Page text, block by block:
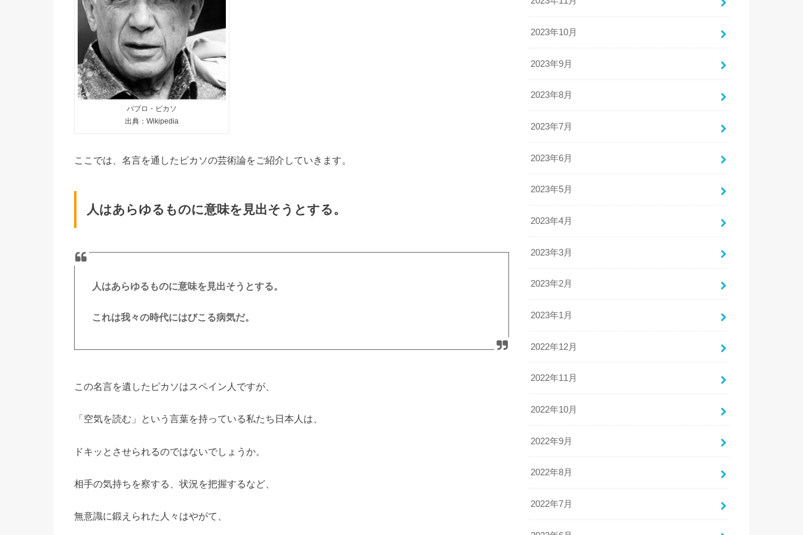
パブロ・ピカソ
出典：Wikipedia
ここでは、名言を通したピカソの芸術論をご紹介していきます。
人はあらゆるものに意味を見出そうとする。
人はあらゆるものに意味を見出そうとする。
これは我々の時代にはびこる病気だ。
この名言を遺したピカソはスペイン人ですが、
「空気を読む」という言葉を持っている私たち日本人は、
ドキッとさせられるのではないでしょうか。
相手の気持ちを察する、状況を把握するなど、
無意識に鍛えられた人々はやがて、
2023年10月
2023年9月
2023年8月
2023年7月
2023年6月
2023年5月
2023年4月
2023年3月
2023年2月
2023年1月
2022年12月
2022年11月
2022年10月
2022年9月
2022年8月
2022年7月